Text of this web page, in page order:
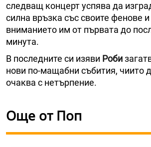
следващ концерт успява да
силна връзка със своите фенове
вниманието им от първата до
минута.
В последните си изяви Роби
нови по-мащабни събития, чиито
очаква с нетърпение.
Още от Поп